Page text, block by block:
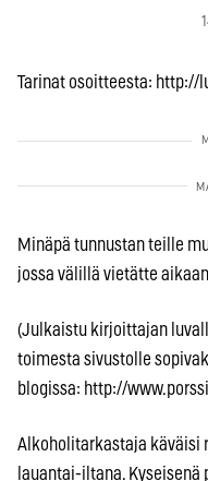
Tarinat osoitteesta: http://
Minäpä tunnustan teille
jossa välillä vietätte
(Julkaistu kirjoittajan
toimesta sivustolle
blogissa: http://
Alkoholitarkastaja käväisi
lauantai-iltana. Kyseisenä